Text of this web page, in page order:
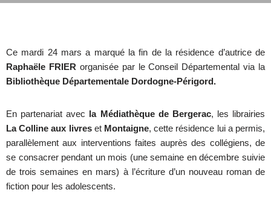
Ce mardi 24 mars a marqué la fin de la résidence d’autrice de
Raphaële FRIER organisée par le Conseil Départemental via la
Bibliothèque Départementale Dordogne-Périgord.
En partenariat avec la Médiathèque de Bergerac, les librairies
La Colline aux livreset Montaigne, cette résidence lui a permis,
parallèlement aux interventions faites auprès des collégiens, de
se consacrer pendant un mois (une semaine en décembre suivie
de trois semaines en mars) à l’écriture d’un nouveau roman de
fiction pour les adolescents.